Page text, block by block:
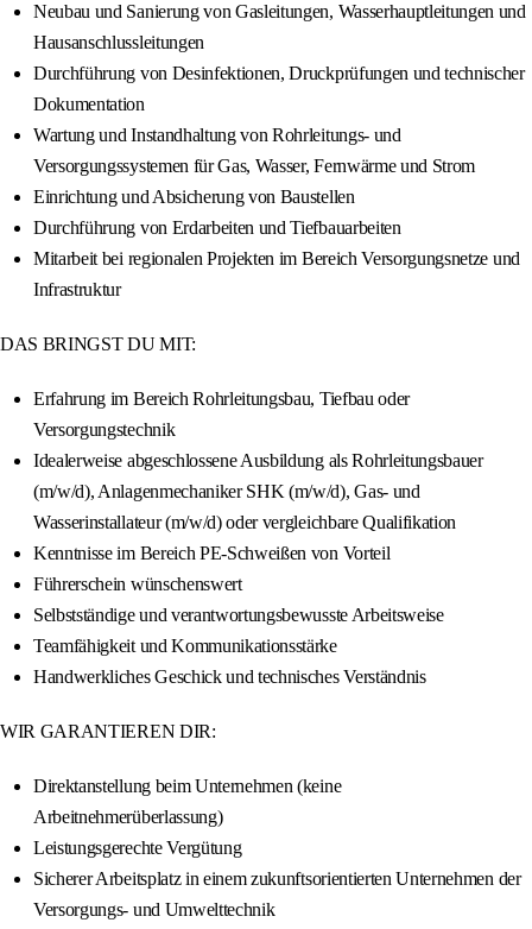
Neubau und Sanierung von Gasleitungen, Wasserhauptleitungen und
Hausanschlussleitungen
Durchführung von Desinfektionen, Druckprüfungen und technischer
Dokumentation
Wartung und Instandhaltung von Rohrleitungs- und
Versorgungssystemen für Gas, Wasser, Fernwärme und Strom
Einrichtung und Absicherung von Baustellen
Durchführung von Erdarbeiten und Tiefbauarbeiten
Mitarbeit bei regionalen Projekten im Bereich Versorgungsnetze und
Infrastruktur
DAS BRINGST DU MIT:
Erfahrung im Bereich Rohrleitungsbau, Tiefbau oder
Versorgungstechnik
Idealerweise abgeschlossene Ausbildung als Rohrleitungsbauer
(m/w/d), Anlagenmechaniker SHK (m/w/d), Gas- und
Wasserinstallateur (m/w/d) oder vergleichbare Qualifikation
Kenntnisse im Bereich PE-Schweißen von Vorteil
Führerschein wünschenswert
Selbstständige und verantwortungsbewusste Arbeitsweise
Teamfähigkeit und Kommunikationsstärke
Handwerkliches Geschick und technisches Verständnis
WIR GARANTIEREN DIR:
Direktanstellung beim Unternehmen (keine
Arbeitnehmerüberlassung)
Leistungsgerechte Vergütung
Sicherer Arbeitsplatz in einem zukunftsorientierten Unternehmen der
Versorgungs- und Umwelttechnik